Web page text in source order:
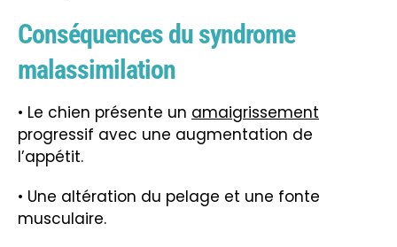
Conséquences du syndrome
malassimilation
• Le chien présente un amaigrissement
progressif avec une augmentation de
l’appétit.
• Une altération du pelage et une fonte
musculaire.